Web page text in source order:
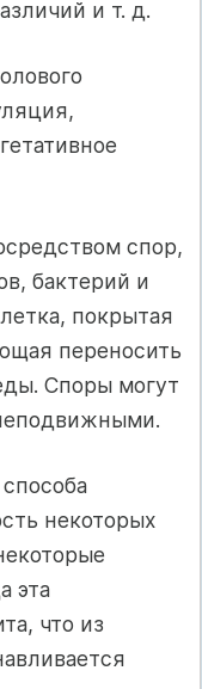
и т. д.
спор,
бактерий и
покрытая
переносить
Споры могут
некоторых
эта
что из